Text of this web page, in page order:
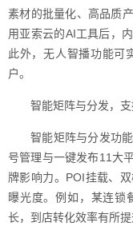
素材的批量化、高品质
用亚索云的AI工具后，
此外，无人智播功能可
户。
智能矩阵与分发，
智能矩阵与分发功
号管理与一键发布11大
牌影响力。POI挂载、
曝光度。例如，某连锁
长，到店转化效率有所提